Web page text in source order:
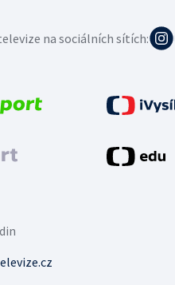
na sociálních sítích: